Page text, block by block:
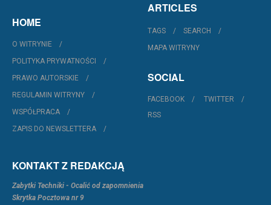
HOME
O WITRYNIE
POLITYKA PRYWATNOŚCI
PRAWO AUTORSKIE
REGULAMIN WITRYNY
WSPÓŁPRACA
ZAPIS DO NEWSLETTERA
ARTICLES
TAGS
SEARCH
MAPA WITRYNY
SOCIAL
FACEBOOK
TWITTER
RSS
KONTAKT Z REDAKCJĄ
Zabytki Techniki - Ocalić od zapomnienia
Skrytka Pocztowa nr 9